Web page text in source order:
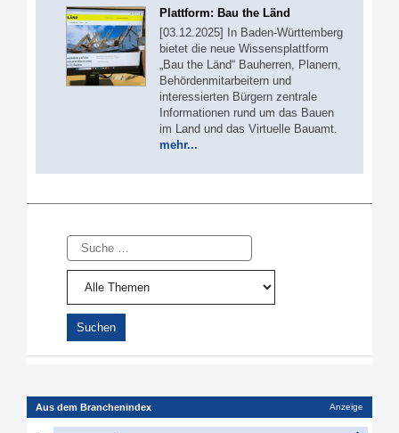
Plattform: Bau the Länd
[03.12.2025] In Baden-Württemberg
bietet die neue Wissensplattform
„Bau the Länd“ Bauherren, Planern,
Behördenmitarbeitern und
interessierten Bürgern zentrale
Informationen rund um das Bauen
im Land und das Virtuelle Bauamt.
mehr...
Suche
Aus dem Branchenindex Anzeige